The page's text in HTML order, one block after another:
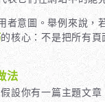
者意圖。舉例來說
的核心：不是把所有
法
設你有一篇主題文